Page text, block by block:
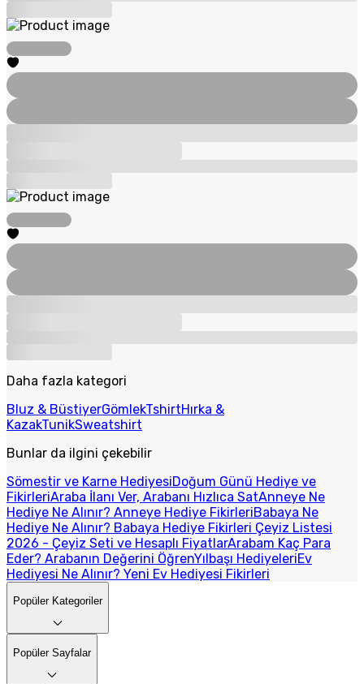
Daha fazla kategori
Bluz & BüstiyerGömlekTshirtHırka &
KazakTunikSweatshirt
Bunlar da ilgini çekebilir
Sömestir ve Karne HediyesiDoğum Günü Hediye ve
FikirleriAraba İlanı Ver, Arabanı Hızlıca SatAnneye Ne
Hediye Ne Alınır? Anneye Hediye FikirleriBabaya Ne
Hediye Ne Alınır? Babaya Hediye Fikirleri Çeyiz Listesi
2026 - Çeyiz Seti ve Hesaplı FiyatlarArabam Kaç Para
Eder? Arabanın Değerini ÖğrenYılbaşı HediyeleriEv
Hediyesi Ne Alınır? Yeni Ev Hediyesi Fikirleri
Popüler Kategoriler
Popüler Sayfalar